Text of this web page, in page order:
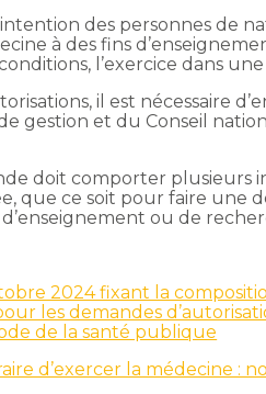
des personnes de
à des fins
l’exercice dans
il est nécessaire
gestion et du Conseil
doit comporter plusieurs
que ce soit pour faire une
ou de
2024 fixant la
les demandes
de la santé publique
d’exercer la médecine :